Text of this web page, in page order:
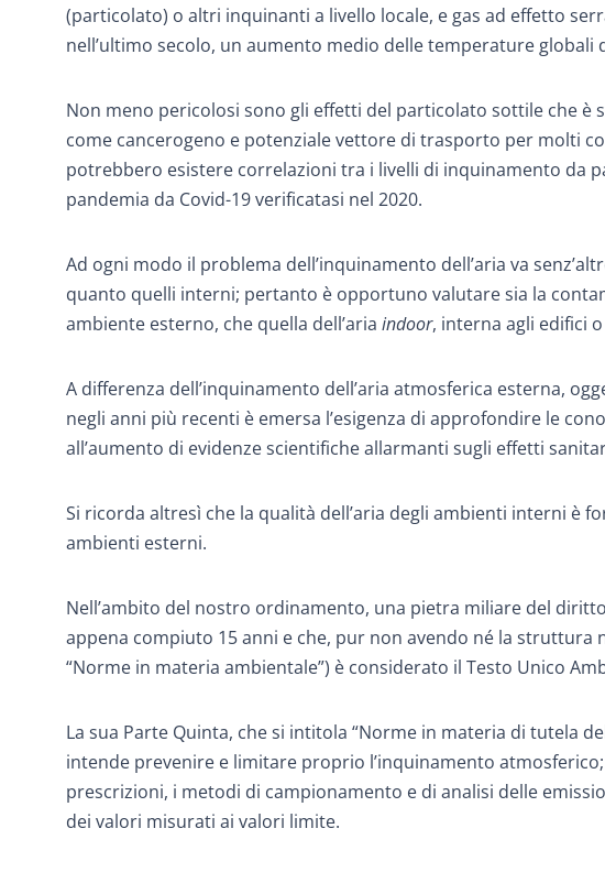
(particolato) o altri inquinanti a livello locale, e gas ad effetto
nell’ultimo secolo, un aumento medio delle temperature globali
Non meno pericolosi sono gli effetti del particolato sottile che è
come cancerogeno e potenziale vettore di trasporto per molti
potrebbero esistere correlazioni tra i livelli di inquinamento da
pandemia da Covid-19 verificatasi nel 2020.
Ad ogni modo il problema dell’inquinamento dell’aria va
quanto quelli interni; pertanto è opportuno valutare sia la
ambiente esterno, che quella dell’aria indoor, interna agli edifici
A differenza dell’inquinamento dell’aria atmosferica esterna,
negli anni più recenti è emersa l’esigenza di approfondire le
all’aumento di evidenze scientifiche allarmanti sugli effetti
Si ricorda altresì che la qualità dell’aria degli ambienti interni è
ambienti esterni.
Nell’ambito del nostro ordinamento, una pietra miliare del
appena compiuto 15 anni e che, pur non avendo né la struttura
“Norme in materia ambientale”) è considerato il Testo Unico
La sua Parte Quinta, che si intitola “Norme in materia di tutela
intende prevenire e limitare proprio l’inquinamento
prescrizioni, i metodi di campionamento e di analisi delle
dei valori misurati ai valori limite.